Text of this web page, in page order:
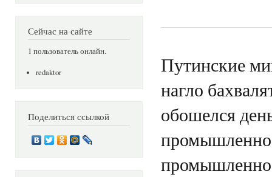
Сейчас на сайте
1 пользователь онлайн.
redaktor
Поделиться ссылкой
Путинские
нагло
обошелся